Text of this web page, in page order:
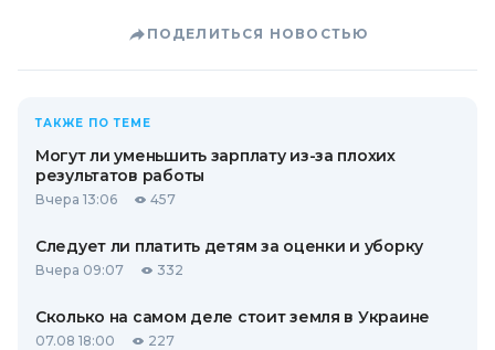
ПОДЕЛИТЬСЯ НОВОСТЬЮ
ТАКЖЕ ПО ТЕМЕ
Могут ли уменьшить зарплату из-за плохих
результатов работы
Вчера 13:06 457
Следует ли платить детям за оценки и уборку
Вчера 09:07 332
Сколько на самом деле стоит земля в Украине
07.08 18:00 227